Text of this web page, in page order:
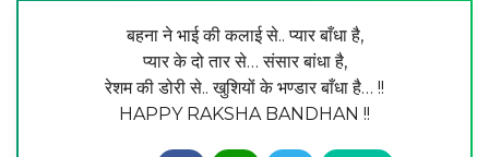
बहना ने भाई की कलाई से.. प्यार बाँधा है,
प्यार के दो तार से… संसार बांधा है,
रेशम की डोरी से.. खुशियों के भण्डार बाँधा है… !!
HAPPY RAKSHA BANDHAN !!